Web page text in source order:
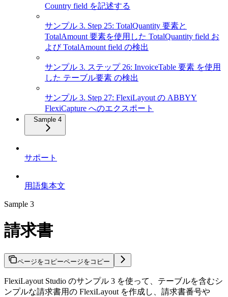
Country field を記述する
サンプル 3. Step 25: TotalQuantity 要素と
TotalAmount 要素を使用した TotalQuantity field お
よび TotalAmount field の検出
サンプル 3. ステップ 26: InvoiceTable 要素 を使用
した テーブル要素 の検出
サンプル 3. Step 27: FlexiLayout の ABBYY
FlexiCapture へのエクスポート
Sample 4
サポート
用語集本文
Sample 3
請求書
ページをコピーページをコピー
FlexiLayout Studio のサンプル 3 を使って、テーブルを含むシ
ンプルな請求書用の FlexiLayout を作成し、請求書番号や